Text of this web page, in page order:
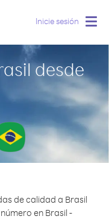
Inicie sesión
desde
de calidad a Brasil
en Brasil -